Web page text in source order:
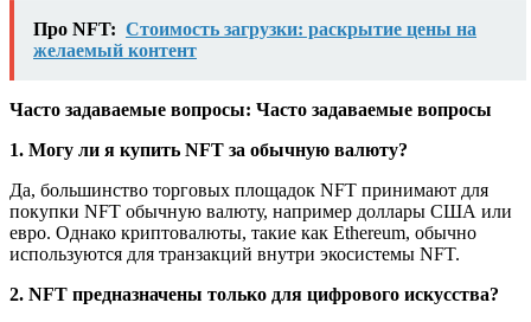
Про NFT: Стоимость загрузки: раскрытие цены на
желаемый контент
Часто задаваемые вопросы: Часто задаваемые вопросы
1. Могу ли я купить NFT за обычную валюту?
Да, большинство торговых площадок NFT принимают для
покупки NFT обычную валюту, например доллары США или
евро. Однако криптовалюты, такие как Ethereum, обычно
используются для транзакций внутри экосистемы NFT.
2. NFT предназначены только для цифрового искусства?